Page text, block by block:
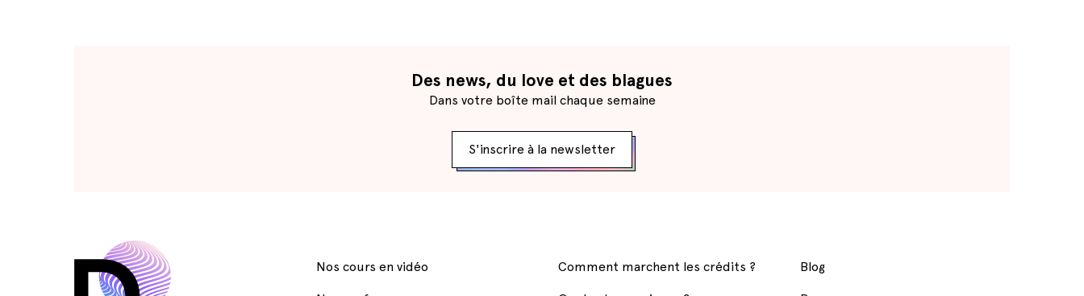
Des news, du love et des blagues
Dans votre boîte mail chaque semaine
S'inscrire à la newsletter
Nos cours en vidéo Comment marchent les crédits ? Blog